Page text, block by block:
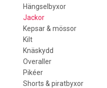
Hängselbyxor
Jackor
Kepsar & mössor
Kilt
Knäskydd
Overaller
Pikéer
Shorts & piratbyxor